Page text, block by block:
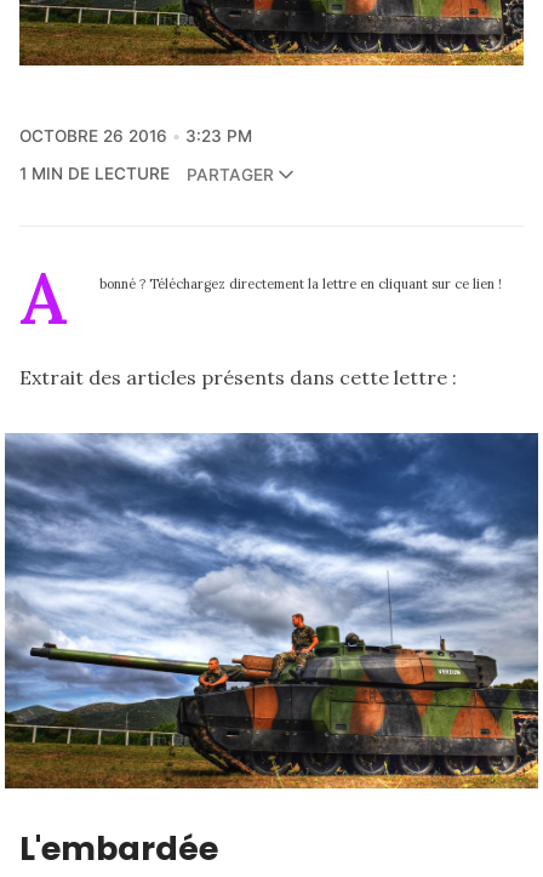
OCTOBRE 26 2016
3:23 PM
1 MIN DE LECTURE
PARTAGER
A bonné ? Téléchargez directement la lettre en cliquant sur ce lien !
Extrait des articles présents dans cette lettre :
L'embardée